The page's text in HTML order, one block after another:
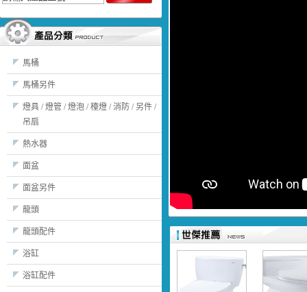
馬桶
馬桶另件
燈具 / 燈管 / 燈泡 / 檯燈 / 消防 / 另件 /
吊扇
熱水器
面盆
面盆另件
龍頭
龍頭配件
浴缸
浴缸配件